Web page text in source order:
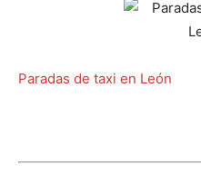
Paradas de taxi en León